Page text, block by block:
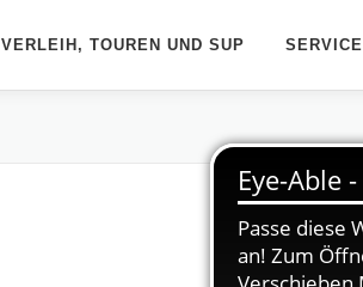
VERLEIH, TOUREN UND SUP SERVICE